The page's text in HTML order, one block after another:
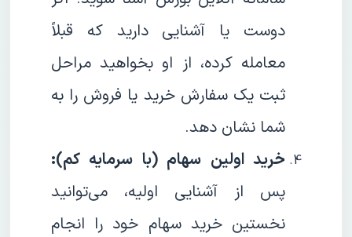
دوست یا آشنایی دارید که قبلاً
معامله کرده، از او بخواهید مراحل
ثبت یک سفارش خرید یا فروش را به
شما نشان دهد.
خرید اولین سهام (با سرمایه کم):
پس از آشنایی اولیه، می‌توانید
نخستین خرید سهام خود را انجام